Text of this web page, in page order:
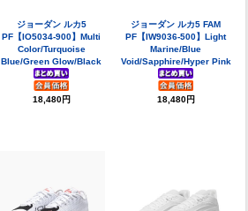
ジョーダン ルカ5
PF【IO5034-900】Multi
Color/Turquoise
Blue/Green Glow/Black
18,480円
ジョーダン ルカ5 FAM
PF【IW9036-500】Light
Marine/Blue
Void/Sapphire/Hyper Pink
18,480円